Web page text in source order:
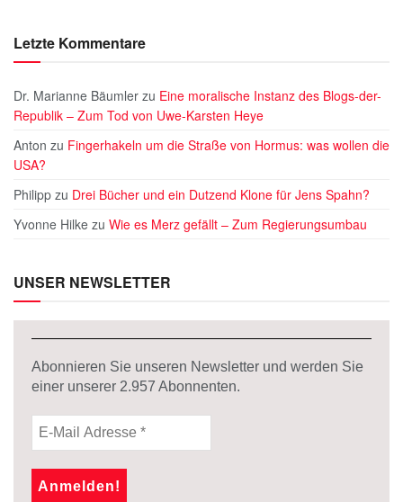
Letzte Kommentare
Dr. Marianne Bäumler zu Eine moralische Instanz des Blogs-der-
Republik – Zum Tod von Uwe-Karsten Heye
Anton zu Fingerhakeln um die Straße von Hormus: was wollen die
USA?
Philipp zu Drei Bücher und ein Dutzend Klone für Jens Spahn?
Yvonne Hilke zu Wie es Merz gefällt – Zum Regierungsumbau
UNSER NEWSLETTER
Abonnieren Sie unseren Newsletter und werden Sie
einer unserer 2.957 Abonnenten.